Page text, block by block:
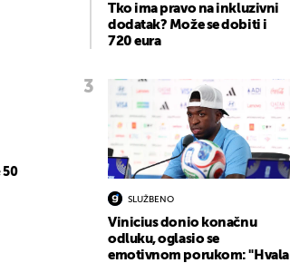
50
Tko ima pravo na inkluzivni
dodatak? Može se dobiti i
720 eura
SLUŽBENO
Vinicius donio konačnu
odluku, oglasio se
emotivnom porukom: "Hvala